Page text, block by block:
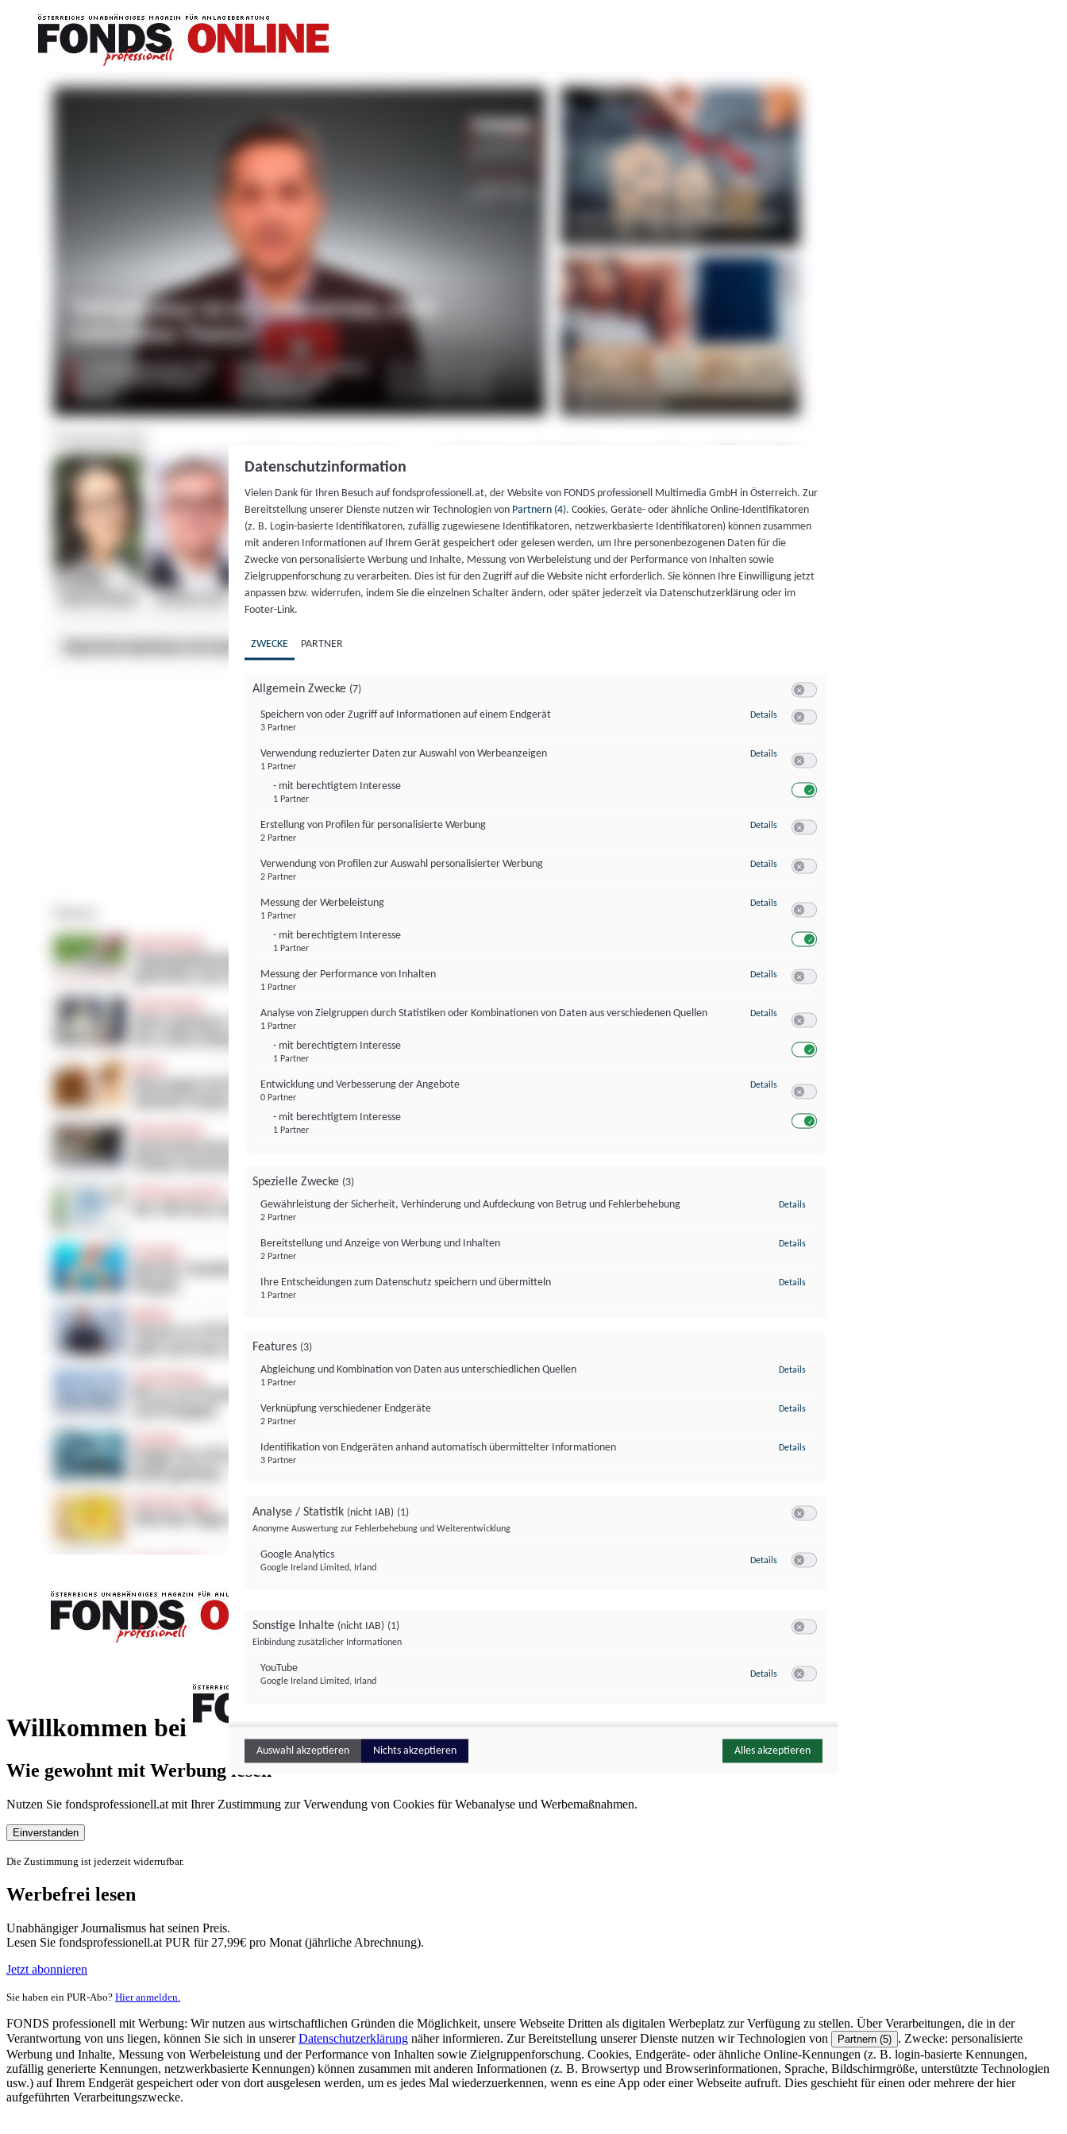
Willkommen bei
FONDS professionell
Wie gewohnt mit Werbung lesen
Nutzen Sie fondsprofessionell.at mit Ihrer Zustimmung zur Verwendung von Cookies für Webanalyse und Werbemaßnahmen.
Einverstanden
Die Zustimmung ist jederzeit widerrufbar.
Werbefrei lesen
Unabhängiger Journalismus hat seinen Preis.
Lesen Sie fondsprofessionell.at PUR für 27,99€ pro Monat (jährliche Abrechnung).
Jetzt abonnieren
Sie haben ein PUR-Abo? Hier anmelden.
FONDS professionell mit Werbung: Wir nutzen aus wirtschaftlichen Gründen die Möglichkeit, unsere Webseite Dritten als digitalen Werbeplatz zur Verfügung zu stellen. Über Verarbeitungen, die in der
Verantwortung von uns liegen, können Sie sich in unsererDatenschutzerklärung näher informieren. Zur Bereitstellung unserer Dienste nutzen wir Technologien von Partnern (5) . Zwecke: personalisierte
Werbung und Inhalte, Messung von Werbeleistung und der Performance von Inhalten sowie Zielgruppenforschung. Cookies, Endgeräte- oder ähnliche Online-Kennungen (z. B. login-basierte Kennungen,
zufällig generierte Kennungen, netzwerkbasierte Kennungen) können zusammen mit anderen Informationen (z. B. Browsertyp und Browserinformationen, Sprache, Bildschirmgröße, unterstützte Technologien
usw.) auf Ihrem Endgerät gespeichert oder von dort ausgelesen werden, um es jedes Mal wiederzuerkennen, wenn es eine App oder einer Webseite aufruft. Dies geschieht für einen oder mehrere der hier
aufgeführten Verarbeitungszwecke.
Datenschutzinformation
Vielen Dank für Ihren Besuch auf fondsprofessionell.at, der Website von FONDS professionell Multimedia GmbH in Österreich. Zur
Bereitstellung unserer Dienste nutzen wir Technologien von Partnern (4). Cookies, Geräte- oder ähnliche Online-Identifikatoren
(z. B. Login-basierte Identifikatoren, zufällig zugewiesene Identifikatoren, netzwerkbasierte Identifikatoren) können zusammen
mit anderen Informationen auf Ihrem Gerät gespeichert oder gelesen werden, um Ihre personenbezogenen Daten für die
Zwecke von personalisierte Werbung und Inhalte, Messung von Werbeleistung und der Performance von Inhalten sowie
Zielgruppenforschung zu verarbeiten. Dies ist für den Zugriff auf die Website nicht erforderlich. Sie können Ihre Einwilligung jetzt
anpassen bzw. widerrufen, indem Sie die einzelnen Schalter ändern, oder später jederzeit via Datenschutzerklärung oder im
Footer-Link.
ZWECKE PARTNER
Allgemein Zwecke (7)
Speichern von oder Zugriff auf Informationen auf einem Endgerät
3 Partner
Details zu Speichern von oder Zugriff auf Informationen auf einem Endgerät
Verwendung reduzierter Daten zur Auswahl von Werbeanzeigen
1 Partner
- mit berechtigtem Interesse
1 Partner
Details zu Verwendung reduzierter Daten zur Auswahl von Werbeanzeigen
Erstellung von Profilen für personalisierte Werbung
2 Partner
Details zu Erstellung von Profilen für personalisierte Werbung
Verwendung von Profilen zur Auswahl personalisierter Werbung
2 Partner
Details zu Verwendung von Profilen zur Auswahl personalisierter Werbung
Messung der Werbeleistung
1 Partner
- mit berechtigtem Interesse
1 Partner
Details zu Messung der Werbeleistung
Messung der Performance von Inhalten
1 Partner
Details zu Messung der Performance von Inhalten
Analyse von Zielgruppen durch Statistiken oder Kombinationen von Daten aus verschiedenen Quellen
1 Partner
- mit berechtigtem Interesse
1 Partner
Details zu Analyse von Zielgruppen durch Statistiken oder Kombinationen von
Entwicklung und Verbesserung der Angebote
0 Partner
- mit berechtigtem Interesse
1 Partner
Details zu Entwicklung und Verbesserung der Angebote
Spezielle Zwecke (3)
Gewährleistung der Sicherheit, Verhinderung und Aufdeckung von Betrug und Fehlerbehebung
2 Partner
Details
Bereitstellung und Anzeige von Werbung und Inhalten
2 Partner
Details
Ihre Entscheidungen zum Datenschutz speichern und übermitteln
1 Partner
Details
Features (3)
Abgleichung und Kombination von Daten aus unterschiedlichen Quellen
1 Partner
Details
Verknüpfung verschiedener Endgeräte
2 Partner
Details
Identifikation von Endgeräten anhand automatisch übermittelter Informationen
3 Partner
Details
Analyse / Statistik (nicht IAB) (1)
Anonyme Auswertung zur Fehlerbehebung und Weiterentwicklung
Google Analytics
Google Ireland Limited, Irland
Details zu Google Analytics
Sonstige Inhalte (nicht IAB) (1)
Einbindung zusätzlicher Informationen
YouTube
Google Ireland Limited, Irland
Details zu YouTube
Auswahl akzeptieren Nichts akzeptieren Alles akzeptieren